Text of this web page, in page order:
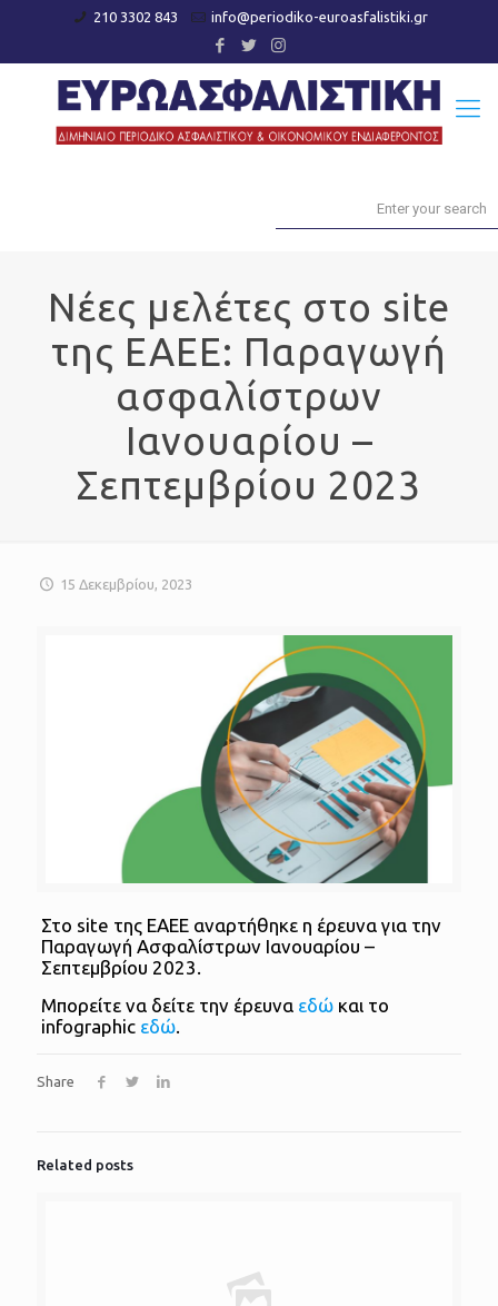
210 3302 843 info@periodiko-euroasfalistiki.gr
Νέες μελέτες στο site
της ΕΑΕΕ: Παραγωγή
ασφαλίστρων
Ιανουαρίου –
Σεπτεμβρίου 2023
15 Δεκεμβρίου, 2023
Στο site της ΕΑΕΕ αναρτήθηκε η έρευνα για την
Παραγωγή Ασφαλίστρων Ιανουαρίου –
Σεπτεμβρίου 2023.
Μπορείτε να δείτε την έρευνα εδώκαι το
infographic εδώ.
Share
Related posts